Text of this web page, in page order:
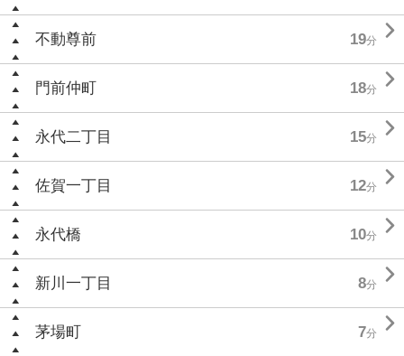
不動尊前 19分 
門前仲町 18分 
永代二丁目 15分 
佐賀一丁目 12分 
永代橋 10分 
新川一丁目 8分 
茅場町 7分 